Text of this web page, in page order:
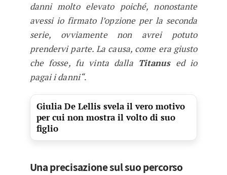
danni molto elevato poiché, nonostante
avessi io firmato l’opzione per la seconda
serie, ovviamente non avrei potuto
prendervi parte. La causa, come era giusto
che fosse, fu vinta dalla Titanused io
pagai i danni“.
Giulia De Lellis svela il vero motivo
per cui non mostra il volto di suo
figlio
Una precisazione sul suo percorso